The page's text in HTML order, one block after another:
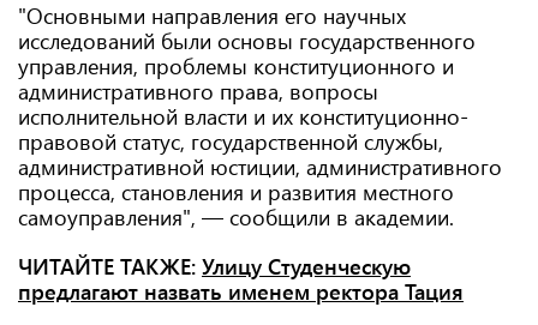
"Основными направления его научных
исследований были основы государственного
управления, проблемы конституционного и
административного права, вопросы
исполнительной власти и их конституционно-
правовой статус, государственной службы,
административной юстиции, административного
процесса, становления и развития местного
самоуправления", — сообщили в академии.
ЧИТАЙТЕ ТАКЖЕ: Улицу Студенческую
предлагают назвать именем ректора Тация